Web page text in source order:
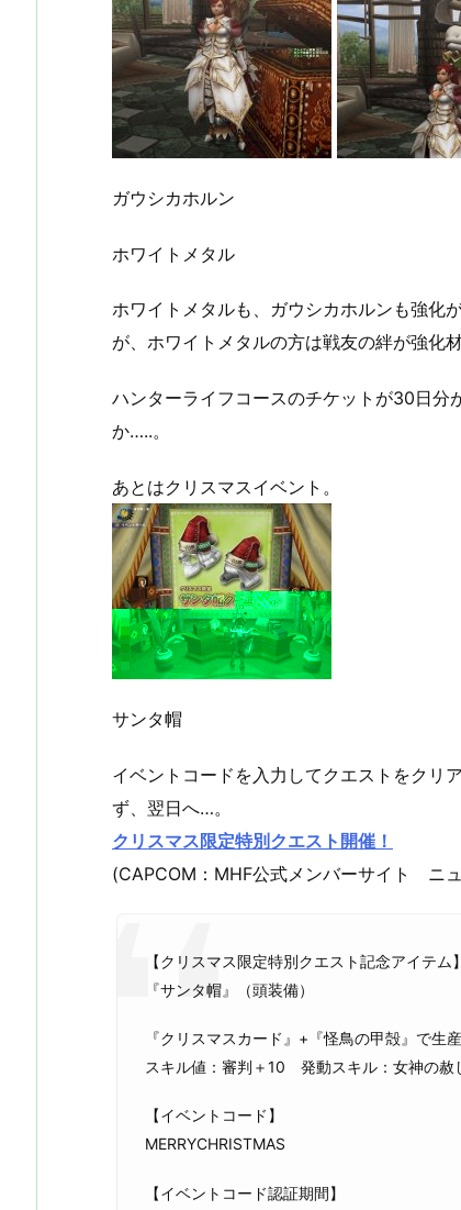
ガウシカホルン
ホワイトメタル
ホワイトメタルも、ガウシカホルンも強化が
が、ホワイトメタルの方は戦友の絆が強化
ハンターライフコースのチケットが30日分
か…..。
あとはクリスマスイベント。
サンタ帽
イベントコードを入力してクエストをクリ
ず、翌日へ…。
クリスマス限定特別クエスト開催！
(CAPCOM：MHF公式メンバーサイト ニ
【クリスマス限定特別クエスト記念アイテム】
『サンタ帽』（頭装備）
『クリスマスカード』+『怪鳥の甲殻』で生産
スキル値：審判＋10 発動スキル：女神の赦
【イベントコード】
MERRYCHRISTMAS
【イベントコード認証期間】